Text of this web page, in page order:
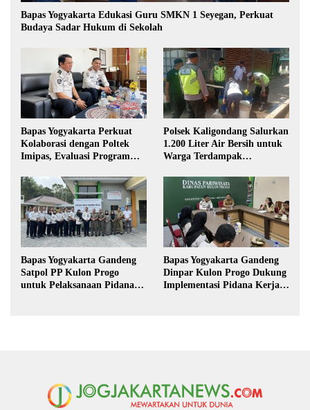
Bapas Yogyakarta Edukasi Guru SMKN 1 Seyegan, Perkuat
Budaya Sadar Hukum di Sekolah
Bapas Yogyakarta Perkuat
Kolaborasi dengan Poltek
Imipas, Evaluasi Program
Polsek Kaligondang Salurkan
1.200 Liter Air Bersih untuk
Warga Terdampak
Bapas Yogyakarta Gandeng
Satpol PP Kulon Progo
untuk Pelaksanaan Pidana
Bapas Yogyakarta Gandeng
Dinpar Kulon Progo Dukung
Implementasi Pidana Kerja